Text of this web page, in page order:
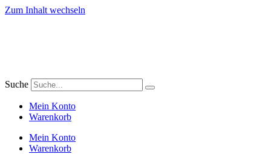
Zum Inhalt wechseln
Suche
Mein Konto
Warenkorb
Mein Konto
Warenkorb